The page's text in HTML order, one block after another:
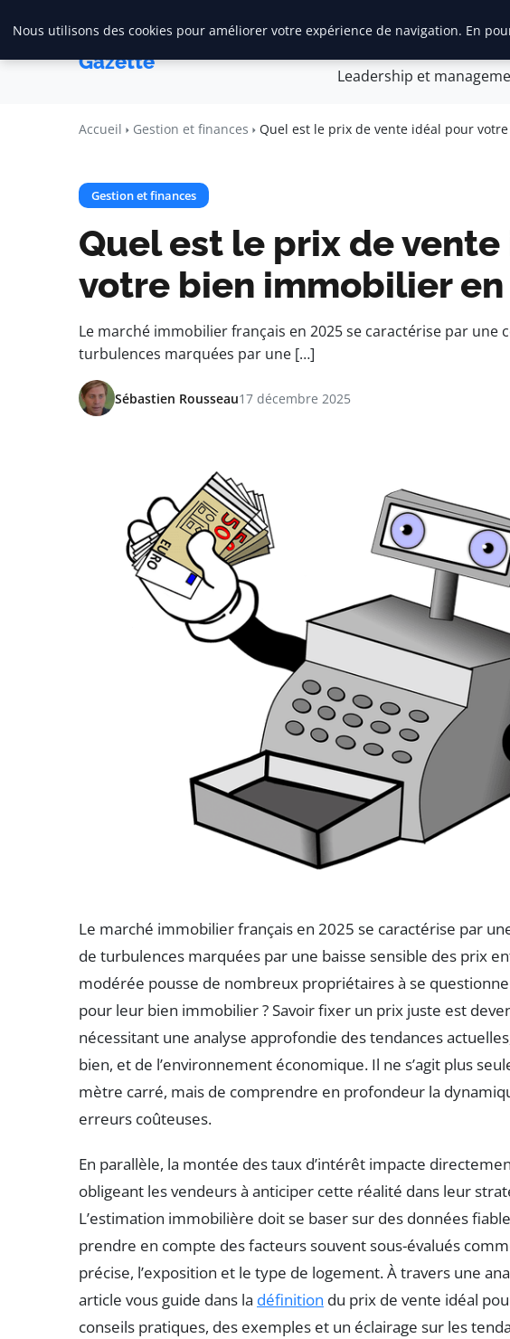
Maadi
Gazette
Accueil Création
Leadership et
Accueil Gestion et finances Quel est le prix de vente idéal pour
Gestion et finances
Quel est le prix de
votre bien immobilier en
Le marché immobilier français en 2025 se caractérise par une
turbulences marquées par une […]
Sébastien Rousseau17 décembre 2025
Le marché immobilier français en 2025 se caractérise par
de turbulences marquées par une baisse sensible des prix
modérée pousse de nombreux propriétaires à se
pour leur bien immobilier ? Savoir fixer un prix juste est
nécessitant une analyse approfondie des tendances
bien, et de l’environnement économique. Il ne s’agit plus
mètre carré, mais de comprendre en profondeur la
erreurs coûteuses.
En parallèle, la montée des taux d’intérêt impacte
obligeant les vendeurs à anticiper cette réalité dans leur
L’estimation immobilière doit se baser sur des données
prendre en compte des facteurs souvent sous-évalués
précise, l’exposition et le type de logement. À travers une
article vous guide dans la définition du prix de vente idéal
conseils pratiques, des exemples et un éclairage sur les
Nous utilisons des cookies pour améliorer votre expérience de navigation. En